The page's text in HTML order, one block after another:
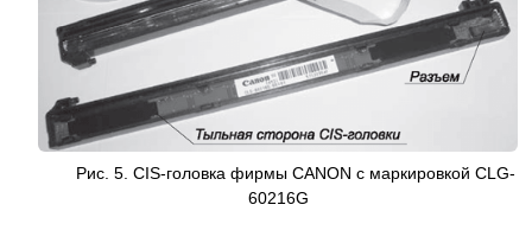
Рис. 5. CIS-головка фирмы CANON с маркировкой CLG-
60216G